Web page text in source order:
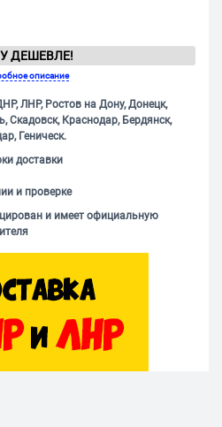
ДЕШЕВЛЕ!
описание
ЛНР, Ростов на Дону, Донецк,
Скадовск, Краснодар, Бердянск,
Геническ.
доставки
и проверке
и имеет официальную